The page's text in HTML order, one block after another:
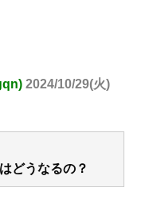
2024/10/29(火)
どうなるの？